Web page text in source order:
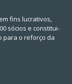
fins lucrativos,
sócios e constitui-
para o reforço da